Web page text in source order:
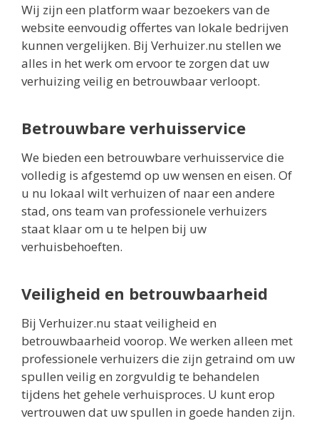
Wij zijn een platform waar bezoekers van de
website eenvoudig offertes van lokale bedrijven
kunnen vergelijken. Bij Verhuizer.nu stellen we
alles in het werk om ervoor te zorgen dat uw
verhuizing veilig en betrouwbaar verloopt.
Betrouwbare verhuisservice
We bieden een betrouwbare verhuisservice die
volledig is afgestemd op uw wensen en eisen. Of
u nu lokaal wilt verhuizen of naar een andere
stad, ons team van professionele verhuizers
staat klaar om u te helpen bij uw
verhuisbehoeften.
Veiligheid en betrouwbaarheid
Bij Verhuizer.nu staat veiligheid en
betrouwbaarheid voorop. We werken alleen met
professionele verhuizers die zijn getraind om uw
spullen veilig en zorgvuldig te behandelen
tijdens het gehele verhuisproces. U kunt erop
vertrouwen dat uw spullen in goede handen zijn.